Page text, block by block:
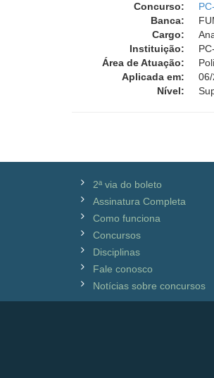
Concurso:
Banca:
Cargo:
Instituição:
Área de Atuação:
Aplicada em:
Nível:
2ª via do boleto
Assinatura Completa
Como funciona
Concursos
Disciplinas
Fale conosco
Notícias sobre concursos